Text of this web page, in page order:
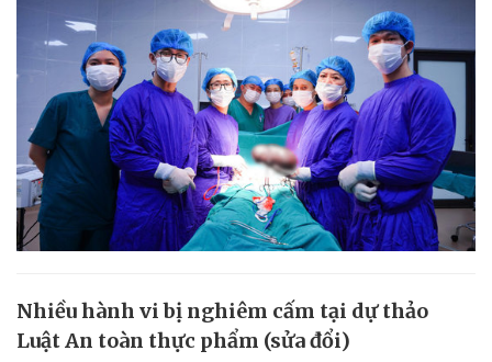
Nhiều hành vi bị nghiêm cấm tại dự thảo
Luật An toàn thực phẩm (sửa đổi)